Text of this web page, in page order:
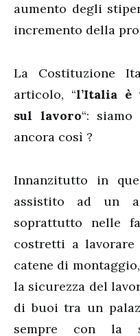
aumento degli
incremento della
La Costituzione
articolo, “l’Italia è
sul lavoro“:
ancora così ?
Innanzitutto in
assistito ad un
soprattutto nelle
costretti a lavorare
catene di
la sicurezza del
di buoi tra un
sempre con la